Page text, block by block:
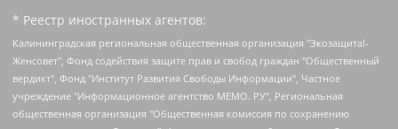
* Реестр иностранных агентов:
Калининградская региональная общественная организация "Экозащита!-Женсовет", Фонд содействия защите прав и свобод граждан "Общественный вердикт", Фонд "Институт Развития Свободы Информации", Частное учреждение "Информационное агентство МЕМО. РУ", Региональная общественная организация "Общественная комиссия по сохранению наследия академика Сахарова", Фонд поддержки свободы прессы, Санкт-Петербургская общественная правозащитная организация "Гражданский контроль", Межрегиональная общественная организация "Информационно-просветительский центр "Мемориал", Региональный Фонд "Центр Защиты Прав Средств Массовой Информации", с 05.12.2023 Фонд "Центр Защиты Прав Средств массовой информации", Региональная общественная благотворительная организация помощи беженцам и мигрантам "Гражданское содействие", Негосударственное образовательное учреждение дополнительного профессионального образования (повышение квалификации) специалистов "АКАДЕМИЯ ПО ПРАВАМ ЧЕЛОВЕКА", Свердловская региональная общественная организация "Сутяжник", Автономная некоммерческая организация "Центр независимых социологических исследований", Союз общественных объединений "Российский исследовательский центр по правам человека", Региональное общественное учреждение научно-информационный центр "МЕМОРИАЛ", Некоммерческая организация "Фонд защиты гласности", Автономная некоммерческая организация "Институт прав человека", Городская общественная организация "Екатеринбургское общество "МЕМОРИАЛ", Городская общественная организация "Рязанское историко-просветительское и правозащитное общество "Мемориал" (Рязанский Мемориал), Челябинский региональный орган общественной самодеятельности – женское общественное объединение "Женщины Евразии", Челябинский региональный орган общественной самодеятельности "Уральская правозащитная группа", Фонд содействия защите здоровья и социальной справедливости имени Андрея Рылькова, Автономная Некоммерческая Организация "Аналитический Центр Юрия Левады", Автономная некоммерческая организация социальной поддержки населения "Проект Апрель", Региональная общественная организация помощи женщинам и детям, находящимся в кризисной ситуации "Информационно-методический центр "Анна", Фонд содействия развитию массовых коммуникаций и правовому просвещению "Так-так-Так", Фонд содействия устойчивому развитию "Серебряная тайга", Свердловский региональный общественный фонд социальных проектов "Новое время", "Idel.Реалии", Кавказ.Реалии, Крым.Реалии, Телеканал Настоящее Время, Татаро-башкирская служба Радио Свобода (Azatliq Radiosi), Радио Свободная Европа/Радио Свобода (PCE/PC), "Сибирь.Реалии", "Фактограф", Благотворительный фонд помощи осужденным и их семьям, Автономная некоммерческая организация "Институт глобализации и социальных движений", Фонд "В защиту прав заключенных", Частное учреждение "Центр поддержки и содействия развитию средств массовой информации", Пензенский региональный общественный благотворительный фонд "Гражданский союз", "Север.Реалии", Некоммерческая организация Фонд "Правовая инициатива", Общество с ограниченной ответственностью "Радио Свободная Европа/Радио Свобода", Чешское информационное агентство "MEDIUM-ORIENT", Красноярская региональная общественная организация "Мы против СПИДа", Камалягин Денис Николаевич, Маркелов Сергей Евгеньевич, Пономарев Лев Александрович, Савицкая Людмила Алексеевна, Автономная некоммерческая организация "Центр по работе с проблемой насилия "НАСИЛИЮ.НЕТ", Межрегиональный профессиональный союз работников здравоохранения "Альянс врачей", Юридическое лицо, зарегистрированное в Латвийской Республике, SIA "Medusa Project" (регистрационный номер 40103797863, дата регистрации 10.06.2014), Некоммерческая организация "Фонд по борьбе с коррупцией", Автономная некоммерческая организация "Институт права и публичной политики", Баданин Роман Сергеевич, Гликин Максим Александрович, Железнова Мария Михайловна, Лукьянова Юлия Сергеевна, Маетная Елизавета Витальевна, Маняхин Петр Борисович, Чуракова Ольга Владимировна, Ярош Юлия Петровна, Юридическое лицо "The Insider SIA", зарегистрированное в Риге, Латвийская Республика (дата регистрации 26.06.2015), являющееся администратором доменного имени интернет-издания "The Insider SIA", https://theins.ru, Постернак Алексей Евгеньевич, Рубин Михаил Аркадьевич, Анин Роман Александрович, Юридическое лицо Istories fonds, зарегистрированное в Латвийской Республике (регистрационный номер 50008295751, дата регистрации 24.02.2020), Великовский Дмитрий Александрович, Долинина Ирина Николаевна, Мароховская Алеся Алексеевна, Шлейнов Роман Юрьевич, Шмагун Олеся Валентиновна, Общество с ограниченной ответственностью "Альтаир 2021", Общество с ограниченной ответственностью "Вега 2021", Общество с ограниченной ответственностью "Главный редактор 2021", Общество с ограниченной ответственностью "Ромашки монолит", Важенков Артем Валерьевич, Ивановская областная общественная организация "Центр гендерных исследований", Гурман Юрий Альбертович, Медиапроект "ОВД-Инфо", Егоров Владимир Владимирович, Жилинский Владимир Александрович, Общество с ограниченной ответственностью "ЗП", Иванова София Юрьевна, Карезина Инна Павловна, Кильтау Екатерина Викторовна, Петров Алексей Викторович, Пискунов Сергей Евгеньевич, Смирнов Сергей Сергеевич, Тихонов Михаил Сергеевич, Общество с ограниченной ответственностью "ЖУРНАЛИСТ-ИНОСТРАННЫЙ АГЕНТ", Арапова Галина Юрьевна, Вольтская Татьяна Анатольевна, Американская компания "Mason G.E.S. Anonymous Foundation" (США), являющаяся владельцем интернет-издания https://mnews.world/, Компания "Stichting Bellingcat", зарегистрированная в Нидерландах (дата регистрации 11.07.2018), Захаров Андрей Вячеславович, Клепиковская Екатерина Дмитриевна, Общество с ограниченной ответственностью "МЕМО", Перл Роман Александрович, Симонов Евгений Алексеевич, Соловьева Елена Анатольевна, Сотников Даниил Владимирович, Сурначева Елизавета Дмитриевна, Автономная некоммерческая организация по защите прав человека и информированию населения "Якутия – Наше Мнение", Общество с ограниченной ответственностью "Москоу диджитал медиа", с 26.01.2023 Общество с ограниченной ответственностью "Чайка Белые сады", Ветошкина Валерия Валерьевна, Заговора Максим Александрович, Межрегиональное общественное движение "Российская ЛГБТ - сеть", Оленичев Максим Владимирович, Павлов Иван Юрьевич, Скворцова Елена Сергеевна, Общество с ограниченной ответственностью "Как бы инагент", Кочетков Игорь Викторович, Общество с ограниченной ответственностью "Честные выборы", Еланчик Олег Александрович, Общество с ограниченной ответственностью "Нобелевский призыв", Гималова Регина Эмилевна, Григорьев Андрей Валерьевич, Григорьева Алина Александровна, Ассоциация по содействию защите прав призывников, альтернативнослужащих и военнослужащих "Правозащитная группа "Гражданин.Армия.Право", Хисамова Регина Фаритовна, Автономная некоммерческая организация по реализации социально-правовых программ "Лилит", Дальневосточное общественное движение "Маяк", Санкт-Петербургская ЛГБТ-инициативная группа "Выход", Инициативная группа ЛГБТ+ "Реверс", Алексеев Андрей Викторович, Бекбулатова Таисия Львовна, Беляев Иван Михайлович, Владыкина Елена Сергеевна, Гельман Марат Александрович, Никульшина Вероника Юрьевна, Толоконникова Надежда Андреевна, Шендерович Виктор Анатольевич, Общество с ограниченной ответственностью "Данное сообщение", Общество с ограниченной ответственностью Издательский дом "Новая глава", Айнбиндер Александра Александровна, Московский комьюнити-центр для ЛГБТ+инициатив, Благотворительный фонд развития филантропии, Deutsche Welle (Германия, Kurt-Schumacher-Strasse 3, 53113 Bonn), Борзунова Мария Михайловна, Воробьев Виктор Викторович, Голубева Анна Львовна, Константинова Алла Михайловна, Малкова Ирина Владимировна, Мурадов Мурад Абдулгалимович, Осетинская Елизавета Николаевна, Понасенков Евгений Николаевич, Ганапольский Матвей Юрьевич, Киселев Евгений Алексеевич, Борухович Ирина Григорьевна, Дремин Иван Тимофеевич, Дубровский Дмитрий Викторович, Красноярская региональная общественная организация поддержки и развития альтернативных образовательных технологий и межкультурных коммуникаций "ИНТЕРРА", Маяковская Екатерина Алексеевна, Фейгин Марк Захарович, Филимонов Андрей Викторович, Дзугкоева Регина Николаевна, Доброхотов Роман Александрович, Дудь Юрий Александрович, Елкин Сергей Владимирович, Кругликов Кирилл Игоревич, Сабунаева Мария Леонидовна, Семенов Алексей Владимирович, Шаинян Карен Багратович, Шульман Екатерина Михайловна, Асафьев Артур Валерьевич, Вахштайн Виктор Семенович, Венедиктов Алексей Алексеевич, Лушникова Екатерина Евгеньевна, Волков Леонид Михайлович, Невзоров Александр Глебович, Пархоменко Сергей Борисович, Сироткин Ярослав Николаевич, Кара-Мурза Владимир Владимирович, Баранова Наталья Владимировна, Гозман Леонид Яковлевич, Кагарлицкий Борис Юльевич, Климарев Михаил Валерьевич, Милов Владимир Станиславович, Автономная некоммерческая организация Краснодарский центр современного искусства "Типография", Моргенштерн Алишер Тагирович, Соболь Любовь Эдуардовна, Общество с ограниченной ответственностью "ЛИЗА НОРМ", Каспаров Гарри Кимович, Ходорковский Михаил Борисович, Общество с ограниченной ответственностью "Апрельские тезисы", Данилович Ирина Брониславовна, Кашин Олег Владимирович, Петров Николай Владимирович, Пивоваров Алексей Владимирович, Соколов Михаил Владимирович, Цветкова Юлия Владимировна, Чичваркин Евгений Александрович, Комитет против пыток/Команда против пыток, Общество с ограниченной ответственностью "Первый научный", Общество с ограниченной ответственностью "Вертолет и ко", Белоцерковская Вероника Борисовна, Кац Максим Евгеньевич, Лазарева Татьяна Юрьевна, Шаведдинов Руслан Табризович, Яшин Илья Валерьевич, Общество с ограниченной ответственностью "Иноагент ААВ", Алешковский Дмитрий Петрович, Альбац Евгения Марковна, Быков Дмитрий Львович, Галямина Юлия Евгеньевна, Лойко Сергей Леонидович, Мартынов Кирилл Константинович, Медведев Сергей Александрович, Крашенинников Федор Геннадиевич, Гордеева Катерина Вл